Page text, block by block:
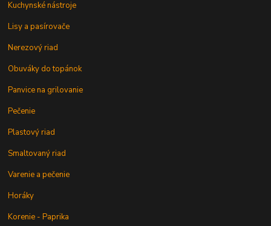
Kuchynské nástroje
Lisy a pasírovače
Nerezový riad
Obuváky do topánok
Panvice na grilovanie
Pečenie
Plastový riad
Smaltovaný riad
Varenie a pečenie
Horáky
Korenie - Paprika